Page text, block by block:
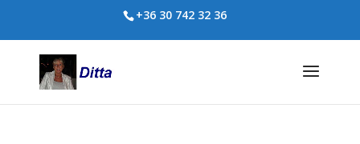
+36 30 742 32 36